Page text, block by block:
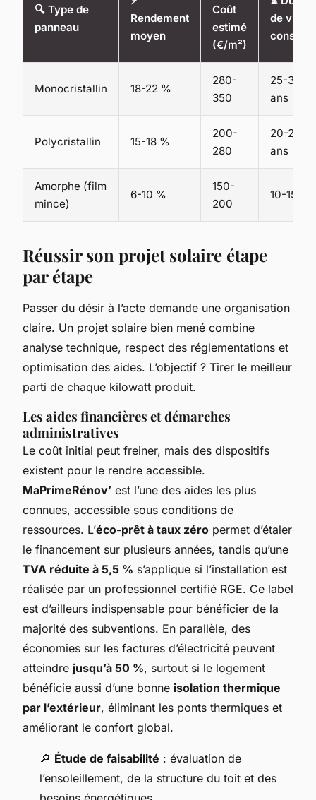
🔍 Type de
panneau
Rendement
moyen
Coût
estimé
(€/m²)
de vie
Monocristallin 18-22 %
280-
350
25-30
ans
Polycristallin 15-18 %
200-
280
20-25
ans
Amorphe (film
mince)
6-10 %
150-
200
10-15
Réussir son projet solaire étape
par étape
Passer du désir à l’acte demande une organisation
claire. Un projet solaire bien mené combine
analyse technique, respect des réglementations et
optimisation des aides. L’objectif ? Tirer le meilleur
parti de chaque kilowatt produit.
Les aides financières et démarches
administratives
Le coût initial peut freiner, mais des dispositifs
existent pour le rendre accessible.
MaPrimeRénov’ est l’une des aides les plus
connues, accessible sous conditions de
ressources. L’éco-prêt à taux zéro permet d’étaler
le financement sur plusieurs années, tandis qu’une
TVA réduite à 5,5 % s’applique si l’installation est
réalisée par un professionnel certifié RGE. Ce label
est d’ailleurs indispensable pour bénéficier de la
majorité des subventions. En parallèle, des
économies sur les factures d’électricité peuvent
atteindre jusqu’à 50 %, surtout si le logement
bénéficie aussi d’une bonne isolation thermique
par l’extérieur, éliminant les ponts thermiques et
améliorant le confort global.
🔎 Étude de faisabilité : évaluation de
l’ensoleillement, de la structure du toit et des